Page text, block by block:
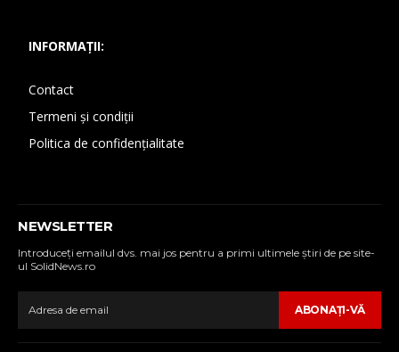
INFORMAȚII:
Contact
Termeni și condiții
Politica de confidențialitate
NEWSLETTER
Introduceţi emailul dvs. mai jos pentru a primi ultimele ştiri de pe site-
ul SolidNews.ro
ABONAŢI-VĂ